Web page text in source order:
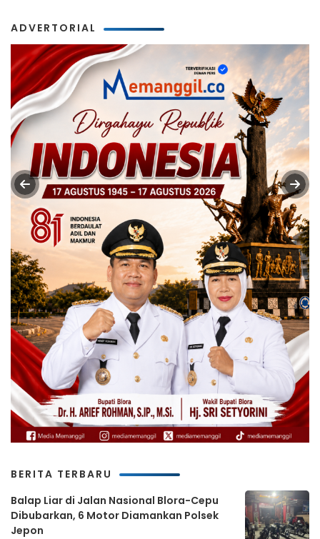
ADVERTORIAL
BERITA TERBARU
Balap Liar di Jalan Nasional Blora-Cepu
Dibubarkan, 6 Motor Diamankan Polsek
Jepon